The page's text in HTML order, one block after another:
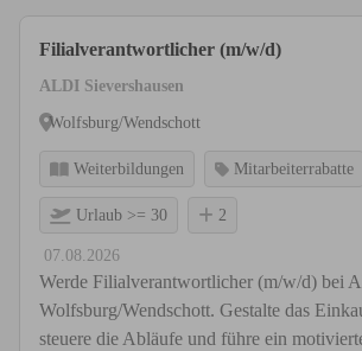
Filialverantwortlicher (m/w/d)
ALDI Sievershausen
Wolfsburg/Wendschott
Weiterbildungen Mitarbeiterrabatte
Urlaub >= 30 2
07.08.2026
Werde Filialverantwortlicher (m/w/d) bei
Wolfsburg/Wendschott. Gestalte das
steuere die Abläufe und führe ein